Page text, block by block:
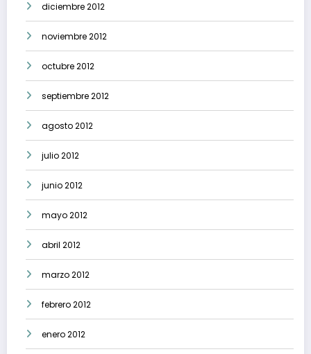
diciembre 2012
noviembre 2012
octubre 2012
septiembre 2012
agosto 2012
julio 2012
junio 2012
mayo 2012
abril 2012
marzo 2012
febrero 2012
enero 2012